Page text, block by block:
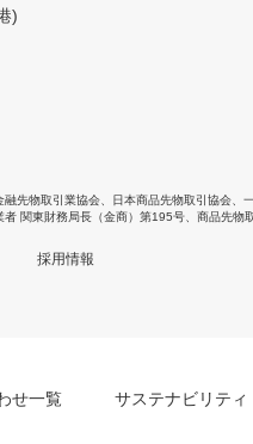
)
融先物取引業協会 日本商品先物取引協会
関東財務局長（金商）第195号、商品先物
採用情報
せ一覧 サステナビリティ